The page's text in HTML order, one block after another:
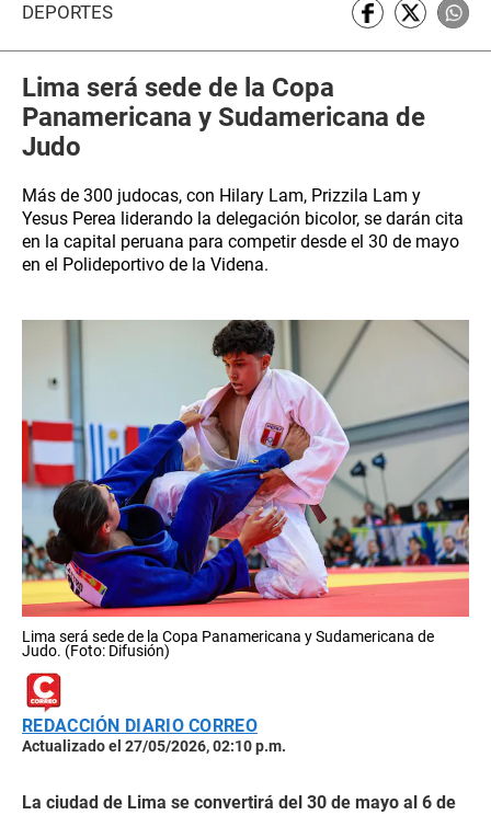
DEPORTES
Lima será sede de la Copa
Panamericana y Sudamericana de
Judo
Más de 300 judocas, con Hilary Lam, Prizzila Lam y
Yesus Perea liderando la delegación bicolor, se darán cita
en la capital peruana para competir desde el 30 de mayo
en el Polideportivo de la Videna.
Lima será sede de la Copa Panamericana y Sudamericana de
Judo. (Foto: Difusión)
REDACCIÓN DIARIO CORREO
Actualizado el 27/05/2026, 02:10 p.m.
La ciudad de Lima se convertirá del 30 de mayo al 6 de